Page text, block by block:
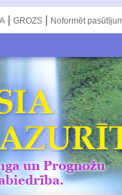
GROZS Noformēt